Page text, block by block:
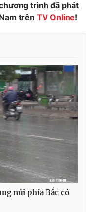
thao
sản
Việt
mình bằng AI
trình đã phát
trên TV Online!
núi phía Bắc có